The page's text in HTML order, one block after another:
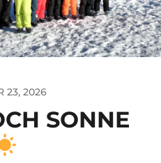
23, 2026
SONNE